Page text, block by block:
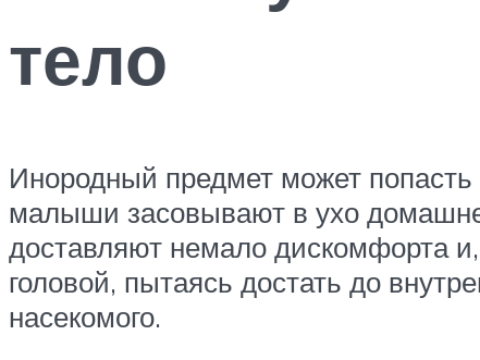
тело
Инородный предмет может
малыши засовывают в ухо
доставляют немало дискомфорта и,
головой, пытаясь достать до
насекомого.